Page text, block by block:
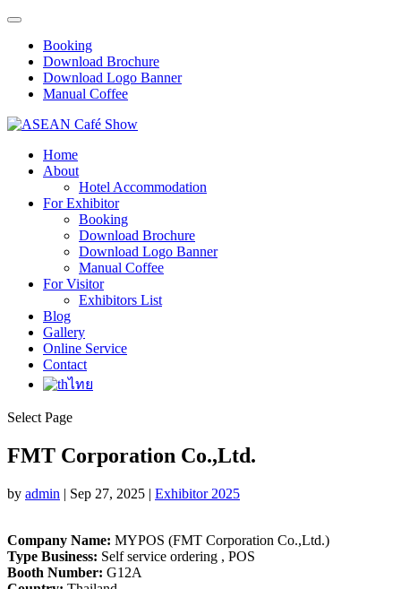
Booking
Download Brochure
Download Logo Banner
Manual Coffee
Home
About
Hotel Accommodation
For Exhibitor
Booking
Download Brochure
Download Logo Banner
Manual Coffee
For Visitor
Exhibitors List
Blog
Gallery
Online Service
Contact
ไทย
Select Page
FMT Corporation Co.,Ltd.
by admin | Sep 27, 2025 | Exhibitor 2025
Company Name: MYPOS (FMT Corporation Co.,Ltd.)
Type Business: Self service ordering , POS
Booth Number: G12A